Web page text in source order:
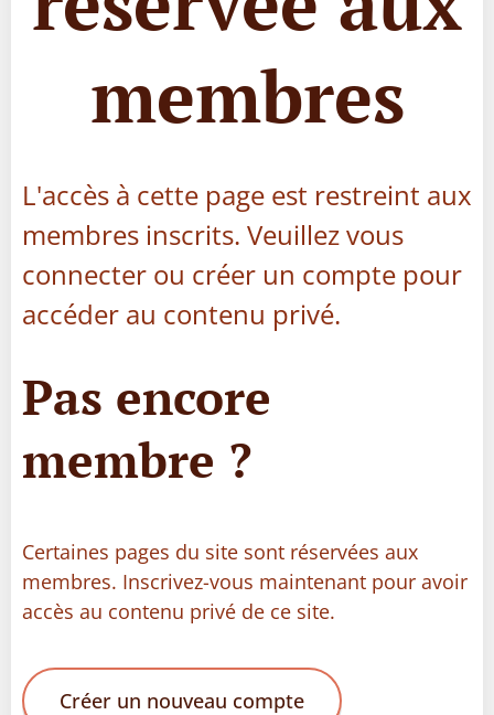
membres
L'accès à cette page est restreint aux
membres inscrits. Veuillez vous
connecter ou créer un compte pour
accéder au contenu privé.
Pas encore
membre ?
Certaines pages du site sont réservées aux
membres. Inscrivez-vous maintenant pour avoir
accès au contenu privé de ce site.
Créer un nouveau compte